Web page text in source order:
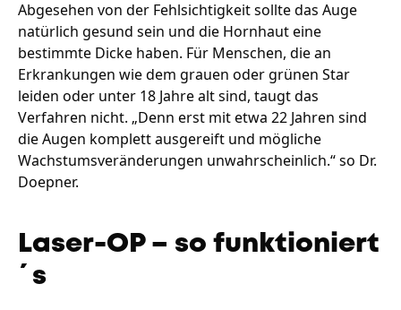
Abgesehen von der Fehlsichtigkeit sollte das Auge
natürlich gesund sein und die Hornhaut eine
bestimmte Dicke haben. Für Menschen, die an
Erkrankungen wie dem grauen oder grünen Star
leiden oder unter 18 Jahre alt sind, taugt das
Verfahren nicht. „Denn erst mit etwa 22 Jahren sind
die Augen komplett ausgereift und mögliche
Wachstumsveränderungen unwahrscheinlich.“ so Dr.
Doepner.
Laser-OP – so funktioniert
´s